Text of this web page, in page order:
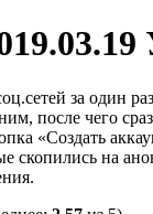
за один
после чего
«Создать
скопились на